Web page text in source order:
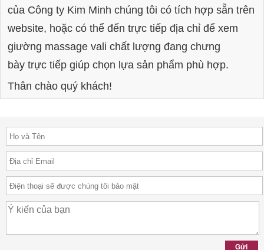
của Công ty Kim Minh chúng tôi có tích hợp sẵn trên
website, hoặc có thể đến trực tiếp địa chỉ để xem
giường massage vali chất lượng đang chưng
bày trực tiếp giúp chọn lựa sản phẩm phù hợp.
Thân chào quý khách!